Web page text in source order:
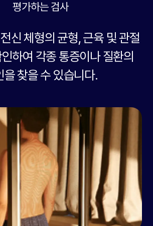
평가하는 검사
신 체형의 균형, 근육 및 관절
하여 각종 통증이나 질환의
을 찾을 수 있습니다.